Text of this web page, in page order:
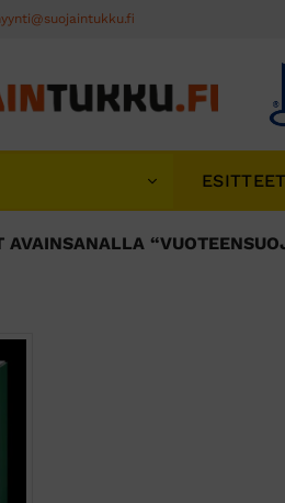
ESITTEET
AVAINSANALLA